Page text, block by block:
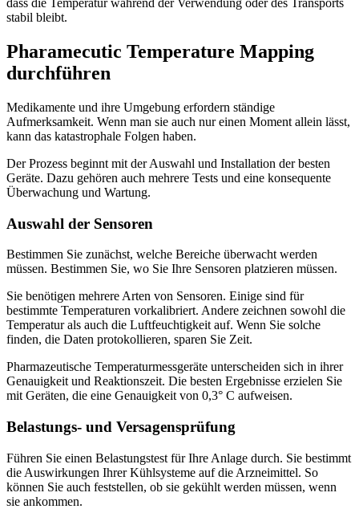
dass die Temperatur während der Verwendung oder des Transports
stabil bleibt.
Pharamecutic Temperature Mapping
durchführen
Medikamente und ihre Umgebung erfordern ständige
Aufmerksamkeit. Wenn man sie auch nur einen Moment allein lässt,
kann das katastrophale Folgen haben.
Der Prozess beginnt mit der Auswahl und Installation der besten
Geräte. Dazu gehören auch mehrere Tests und eine konsequente
Überwachung und Wartung.
Auswahl der Sensoren
Bestimmen Sie zunächst, welche Bereiche überwacht werden
müssen. Bestimmen Sie, wo Sie Ihre Sensoren platzieren müssen.
Sie benötigen mehrere Arten von Sensoren. Einige sind für
bestimmte Temperaturen vorkalibriert. Andere zeichnen sowohl die
Temperatur als auch die Luftfeuchtigkeit auf. Wenn Sie solche
finden, die Daten protokollieren, sparen Sie Zeit.
Pharmazeutische Temperaturmessgeräte unterscheiden sich in ihrer
Genauigkeit und Reaktionszeit. Die besten Ergebnisse erzielen Sie
mit Geräten, die eine Genauigkeit von 0,3° C aufweisen.
Belastungs- und Versagensprüfung
Führen Sie einen Belastungstest für Ihre Anlage durch. Sie bestimmt
die Auswirkungen Ihrer Kühlsysteme auf die Arzneimittel. So
können Sie auch feststellen, ob sie gekühlt werden müssen, wenn
sie ankommen.